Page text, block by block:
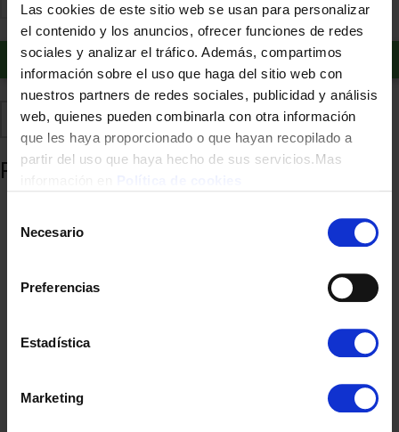
Las cookies de este sitio web se usan para personalizar
el contenido y los anuncios, ofrecer funciones de redes
sociales y analizar el tráfico. Además, compartimos
información sobre el uso que haga del sitio web con
nuestros partners de redes sociales, publicidad y análisis
web, quienes pueden combinarla con otra información
que les haya proporcionado o que hayan recopilado a
partir del uso que haya hecho de sus servicios.Mas
Necesario
Preferencias
Estadística
Marketing
Añadir al carrito
Añadir a favoritos Comparte
Productos relacionados
SOPORTE TV HAMA 00220898 600×400 FULLMOTION 2